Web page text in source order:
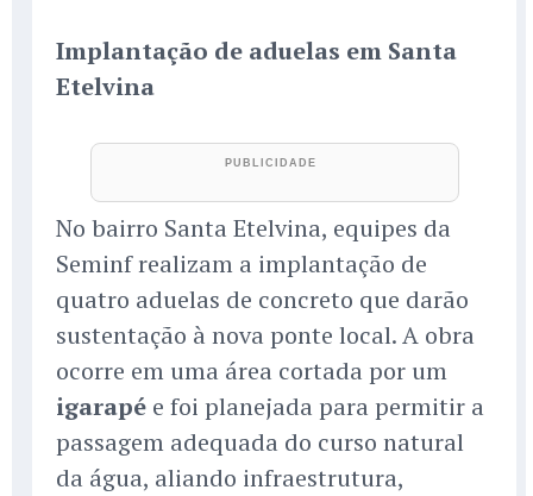
Implantação de aduelas em Santa
Etelvina
No bairro Santa Etelvina, equipes da
Seminf realizam a implantação de
quatro aduelas de concreto que darão
sustentação à nova ponte local. A obra
ocorre em uma área cortada por um
igarapé e foi planejada para permitir a
passagem adequada do curso natural
da água, aliando infraestrutura,